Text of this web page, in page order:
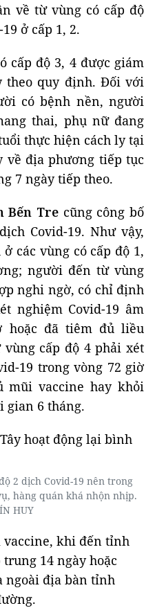
về từ vùng có cấp độ
ở cấp 1, 2.
cấp độ 3, 4 được giám
theo quy định. Đối với
có bệnh nền, người
thai, phụ nữ đang
thực hiện cách ly tại
về địa phương tiếp tục
7 ngày tiếp theo.
Bến Tre cũng công bố
Covid-19. Như vậy,
các vùng có cấp độ 1,
người đến từ vùng
nghi ngờ, có chỉ định
nghiệm Covid-19 âm
hoặc đã tiêm đủ liều
cấp độ 4 phải xét
19 trong vòng 72 giờ
mũi vaccine hay khỏi
gian 6 tháng.
2 dịch Covid-19 nên trong
hàng quán khá nhộn nhịp.
HUY
khi đến tỉnh
14 ngày hoặc
ngoài địa bàn tỉnh